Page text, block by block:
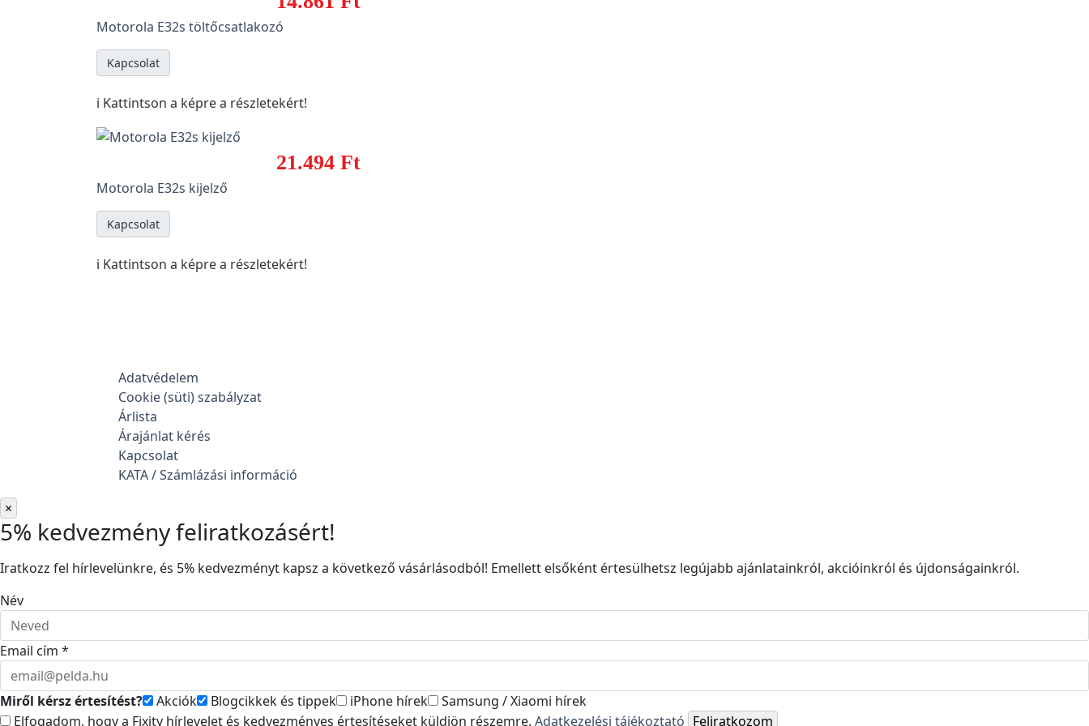
Motorola E32s töltőcsatlakozó
Kapcsolat
ℹ️ Kattintson a képre a részletekért!
21.494 Ft
Motorola E32s kijelző
Kapcsolat
ℹ️ Kattintson a képre a részletekért!
Adatvédelem
Cookie (süti) szabályzat
Árlista
Árajánlat kérés
Kapcsolat
KATA / Számlázási információ
×
5% kedvezmény feliratkozásért!
Iratkozz fel hírlevelünkre, és 5% kedvezményt kapsz a következő vásárlásodból! Emellett elsőként értesülhetsz legújabb ajánlatainkról, akcióinkról és újdonságainkról.
Név
Email cím *
Miről kérsz értesítést? Akciók Blogcikkek és tippek iPhone hírek
Samsung / Xiaomi hírek
Elfogadom, hogy a Fixity hírlevelet és kedvezményes értesítéseket küldjön részemre. Adatkezelési tájékoztató Feliratkozom